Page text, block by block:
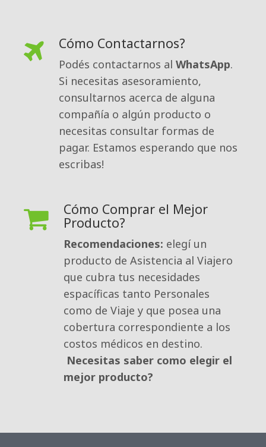
Cómo Contactarnos?
Podés contactarnos al WhatsApp.
Si necesitas asesoramiento,
consultarnos acerca de alguna
compañía o algún producto o
necesitas consultar formas de
pagar. Estamos esperando que nos
escribas!
Cómo Comprar el Mejor
Producto?
Recomendaciones: elegí un
producto de Asistencia al Viajero
que cubra tus necesidades
espacíficas tanto Personales
como de Viaje y que posea una
cobertura correspondiente a los
costos médicos en destino.
Necesitas saber como elegir el
mejor producto?